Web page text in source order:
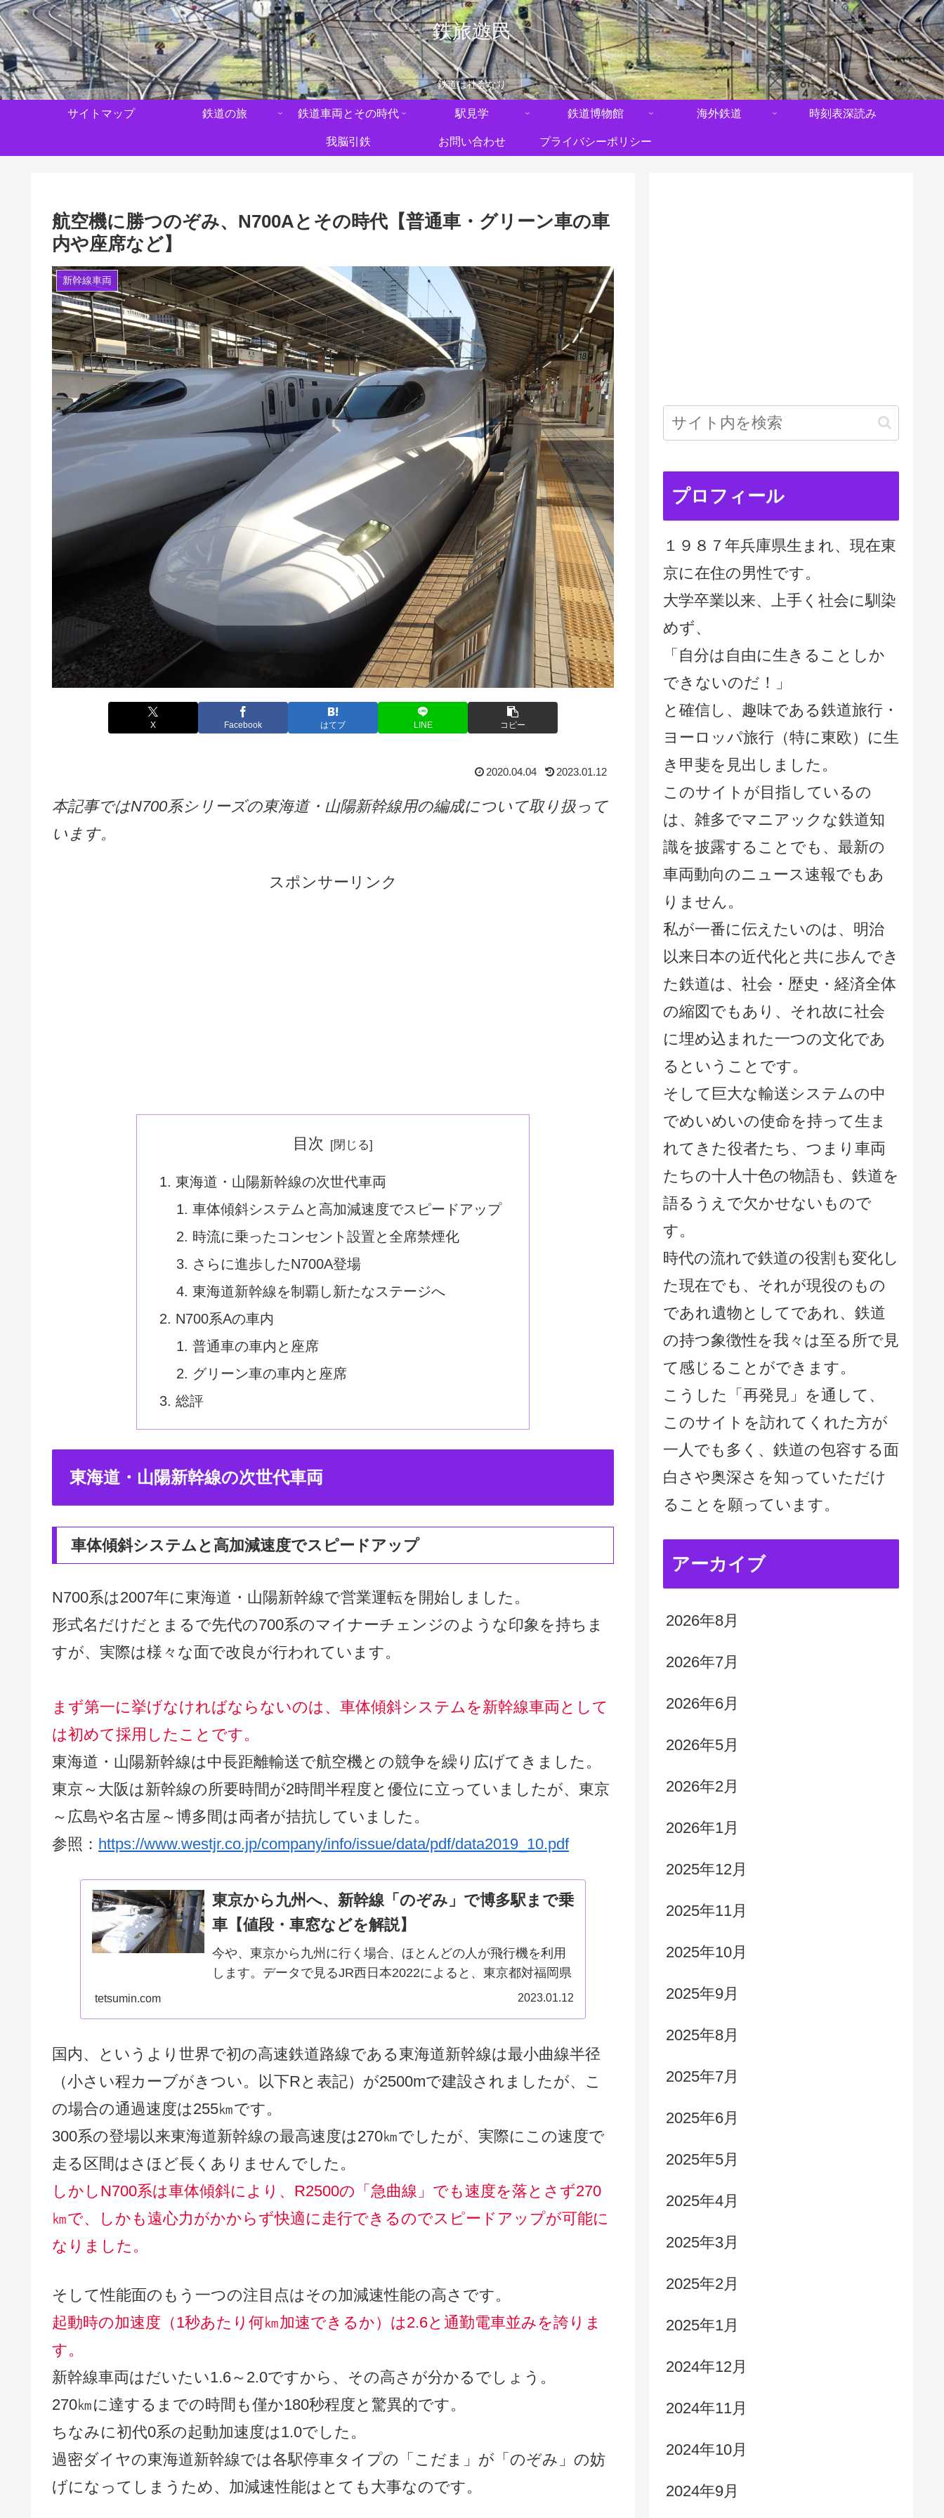
鉄旅遊民
鉄道は社会なり
サイトマップ 鉄道の旅 鉄道車両とその時代 駅見学 鉄道博物館 海外鉄道 時刻表深読み
我脳引鉄 お問い合わせ プライバシーポリシー
航空機に勝つのぞみ、N700Aとその時代【普通車・グリーン車の車
内や座席など】
新幹線車両
X Facebook はてブ LINE コピー
2020.04.04 2023.01.12
本記事ではN700系シリーズの東海道・山陽新幹線用の編成について取り扱って
います。
スポンサーリンク
目次
東海道・山陽新幹線の次世代車両
車体傾斜システムと高加減速度でスピードアップ
時流に乗ったコンセント設置と全席禁煙化
さらに進歩したN700A登場
東海道新幹線を制覇し新たなステージへ
N700系Aの車内
普通車の車内と座席
グリーン車の車内と座席
総評
東海道・山陽新幹線の次世代車両
車体傾斜システムと高加減速度でスピードアップ
N700系は2007年に東海道・山陽新幹線で営業運転を開始しました。
形式名だけだとまるで先代の700系のマイナーチェンジのような印象を持ちま
すが、実際は様々な面で改良が行われています。
まず第一に挙げなければならないのは、車体傾斜システムを新幹線車両として
は初めて採用したことです。
東海道・山陽新幹線は中長距離輸送で航空機との競争を繰り広げてきました。
東京～大阪は新幹線の所要時間が2時間半程度と優位に立っていましたが、東京
～広島や名古屋～博多間は両者が拮抗していました。
参照： https://www.westjr.co.jp/company/info/issue/data/pdf/data2019_10.pdf
東京から九州へ、新幹線「のぞみ」で博多駅まで乗
車【値段・車窓などを解説】
今や、東京から九州に行く場合、ほとんどの人が飛行機を利用
します。データで見るJR西日本2022によると、東京都対福岡県
の輸送シェアは8：92で飛行機が圧倒しています。たしかに飛
tetsumin.com 2023.01.12
国内、というより世界で初の高速鉄道路線である東海道新幹線は最小曲線半径
（小さい程カーブがきつい。以下Rと表記）が2500mで建設されましたが、こ
の場合の通過速度は255㎞です。
300系の登場以来東海道新幹線の最高速度は270㎞でしたが、実際にこの速度で
走る区間はさほど長くありませんでした。
しかしN700系は車体傾斜により、R2500の「急曲線」でも速度を落とさず270
㎞で、しかも遠心力がかからず快適に走行できるのでスピードアップが可能に
なりました。
そして性能面のもう一つの注目点はその加減速性能の高さです。
起動時の加速度（1秒あたり何㎞加速できるか）は2.6と通勤電車並みを誇りま
す。
新幹線車両はだいたい1.6～2.0ですから、その高さが分かるでしょう。
270㎞に達するまでの時間も僅か180秒程度と驚異的です。
ちなみに初代0系の起動加速度は1.0でした。
過密ダイヤの東海道新幹線では各駅停車タイプの「こだま」が「のぞみ」の妨
げになってしまうため、加減速性能はとても大事なのです。
プロフィール
１９８７年兵庫県生まれ、現在東
京に在住の男性です。
大学卒業以来、上手く社会に馴染
めず、
「自分は自由に生きることしか
できないのだ！」
と確信し、趣味である鉄道旅行・
ヨーロッパ旅行（特に東欧）に生
き甲斐を見出しました。
このサイトが目指しているの
は、雑多でマニアックな鉄道知
識を披露することでも、最新の
車両動向のニュース速報でもあ
りません。
私が一番に伝えたいのは、明治
以来日本の近代化と共に歩んでき
た鉄道は、社会・歴史・経済全体
の縮図でもあり、それ故に社会
に埋め込まれた一つの文化であ
るということです。
そして巨大な輸送システムの中
でめいめいの使命を持って生ま
れてきた役者たち、つまり車両
たちの十人十色の物語も、鉄道を
語るうえで欠かせないもので
す。
時代の流れで鉄道の役割も変化し
た現在でも、それが現役のもの
であれ遺物としてであれ、鉄道
の持つ象徴性を我々は至る所で見
て感じることができます。
こうした「再発見」を通して、
このサイトを訪れてくれた方が
一人でも多く、鉄道の包容する面
白さや奥深さを知っていただけ
ることを願っています。
アーカイブ
2026年8月
2026年7月
2026年6月
2026年5月
2026年2月
2026年1月
2025年12月
2025年11月
2025年10月
2025年9月
2025年8月
2025年7月
2025年6月
2025年5月
2025年4月
2025年3月
2025年2月
2025年1月
2024年12月
2024年11月
2024年10月
2024年9月